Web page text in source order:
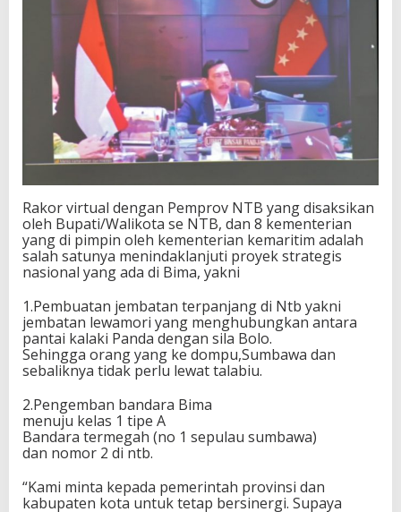
a
d
a
r
a
S
M
Rakor virtual dengan Pemprov NTB yang disaksikan
oleh Bupati/Walikota se NTB, dan 8 kementerian
yang di pimpin oleh kementerian kemaritim adalah
salah satunya menindaklanjuti proyek strategis
nasional yang ada di Bima, yakni
1.Pembuatan jembatan terpanjang di Ntb yakni
jembatan lewamori yang menghubungkan antara
pantai kalaki Panda dengan sila Bolo.
Sehingga orang yang ke dompu,Sumbawa dan
sebaliknya tidak perlu lewat talabiu.
2.Pengemban bandara Bima
menuju kelas 1 tipe A
Bandara termegah (no 1 sepulau sumbawa)
dan nomor 2 di ntb.
“Kami minta kepada pemerintah provinsi dan
kabupaten kota untuk tetap bersinergi. Supaya